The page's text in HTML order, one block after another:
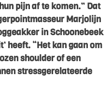
pijn af te komen.” Dat
Marjolijn
in Schoonebeek
heeft. “Het kan gaan om
shoulder of een
stressgerelateerde